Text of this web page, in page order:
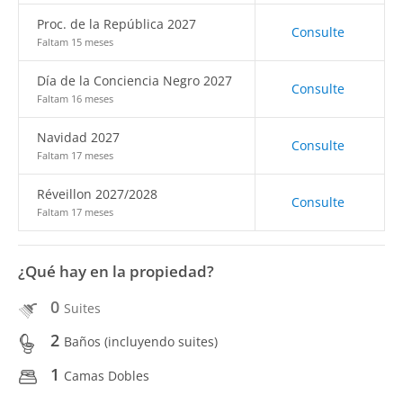
Proc. de la República 2027
Faltam 15 meses
Consulte
Día de la Conciencia Negro 2027
Faltam 16 meses
Consulte
Navidad 2027
Faltam 17 meses
Consulte
Réveillon 2027/2028
Faltam 17 meses
Consulte
¿Qué hay en la propiedad?
0 Suites
2 Baños (incluyendo suites)
1 Camas Dobles